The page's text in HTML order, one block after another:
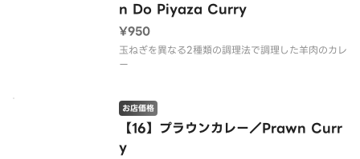
n Do Piyaza Curry
¥950
玉ねぎを異なる2種類の調理法で調理した羊肉のカレ
ー
【16】プラウンカレー／Prawn Curr
y
お店価格